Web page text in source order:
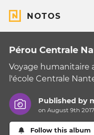
NOTOS
Pérou Centrale
Voyage humanitaire
l'école Centrale
Published by
on August 9th 2017
Follow this album